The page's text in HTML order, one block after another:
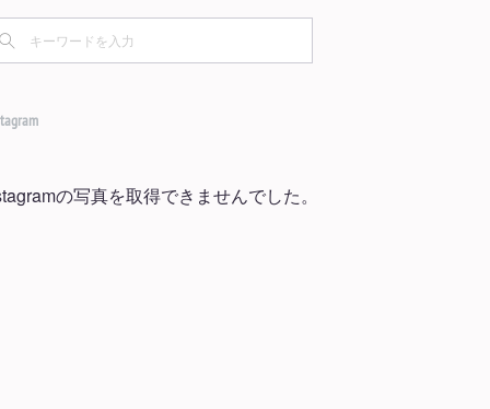
(1)
(4)
(1)
(
(1)
(1)
(
(
(2)
(
(
の写真を取得できませんでした。